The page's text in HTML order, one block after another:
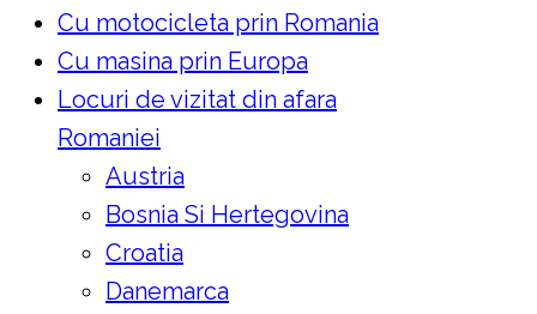
Cu motocicleta prin Romania
Cu masina prin Europa
Locuri de vizitat din afara
Romaniei
Austria
Bosnia Si Hertegovina
Croatia
Danemarca